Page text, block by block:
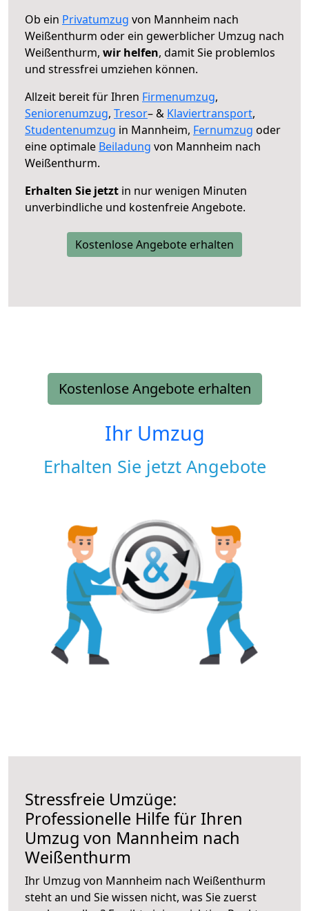
Ob ein Privatumzug von Mannheim nach
Weißenthurm oder ein gewerblicher Umzug nach
Weißenthurm, wir helfen, damit Sie problemlos
und stressfrei umziehen können.
Allzeit bereit für Ihren Firmenumzug,
Seniorenumzug, Tresor– & Klaviertransport,
Studentenumzug in Mannheim, Fernumzug oder
eine optimale Beiladung von Mannheim nach
Weißenthurm.
Erhalten Sie jetzt in nur wenigen Minuten
unverbindliche und kostenfreie Angebote.
Kostenlose Angebote erhalten
Kostenlose Angebote erhalten
Ihr Umzug
Erhalten Sie jetzt Angebote
Stressfreie Umzüge:
Professionelle Hilfe für Ihren
Umzug von Mannheim nach
Weißenthurm
Ihr Umzug von Mannheim nach Weißenthurm
steht an und Sie wissen nicht, was Sie zuerst